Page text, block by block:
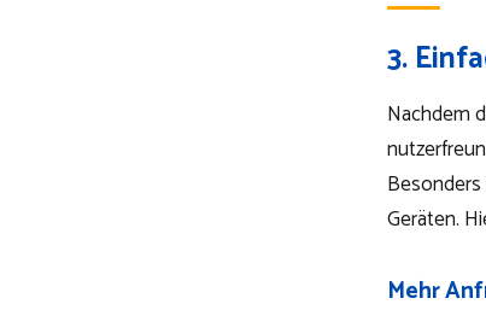
3.
Nachdem
Geräten.
Mehr